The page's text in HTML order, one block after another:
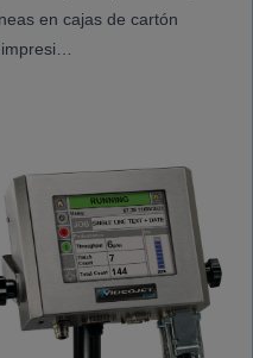
en cajas de cartón